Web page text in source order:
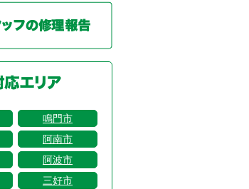
鳴門市
阿南市
阿波市
三好市